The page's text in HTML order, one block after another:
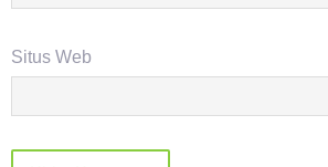
Situs Web